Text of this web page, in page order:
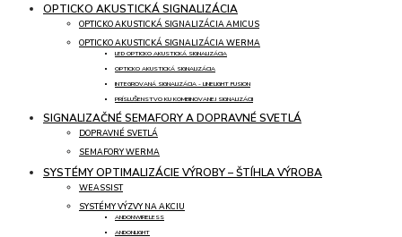
OPTICKO AKUSTICKÁ SIGNALIZÁCIA
OPTICKO AKUSTICKÁ SIGNALIZÁCIA AMICUS
OPTICKO AKUSTICKÁ SIGNALIZÁCIA WERMA
LED OPTICKO AKUSTICKÁ SIGNALIZÁCIA
OPTICKO AKUSTICKÁ SIGNALIZÁCIA
INTEGROVANÁ SIGNALIZÁCIA - LINELIGHT FUSION
PRÍSLUŠENSTVO KU KOMBINOVANEJ SIGNALIZÁCII
SIGNALIZAČNÉ SEMAFORY A DOPRAVNÉ SVETLÁ
DOPRAVNÉ SVETLÁ
SEMAFORY WERMA
SYSTÉMY OPTIMALIZÁCIE VÝROBY – ŠTÍHLA VÝROBA
WEASSIST
SYSTÉMY VÝZVY NA AKCIU
ANDONWIRELESS
ANDONLIGHT